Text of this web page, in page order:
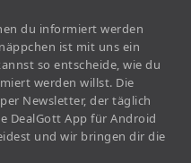
du informiert werden
ist mit uns ein
so entscheide, wie du
werden willst. Die
Newsletter, der täglich
DealGott App für Android
und wir bringen dir die